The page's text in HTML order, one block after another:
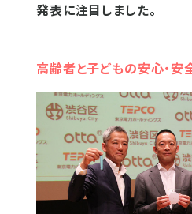
発表に注目しました。
高齢者と子どもの安心・安